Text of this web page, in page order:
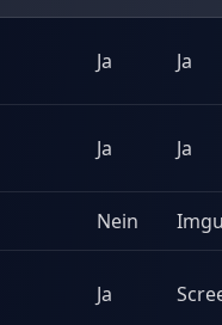
Ja Ja
Ja Ja
Nein
Ja